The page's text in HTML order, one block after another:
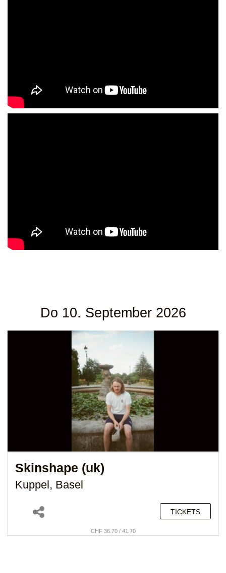
Do 10. September 2026
Skinshape (uk)
Kuppel, Basel
TICKETS
CHF 36.70 / 41.70